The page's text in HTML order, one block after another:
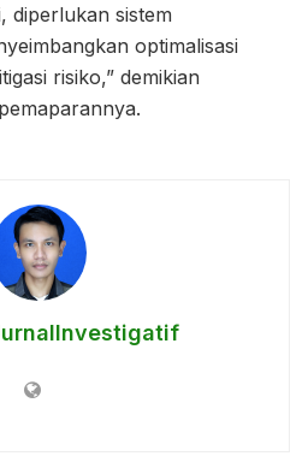
diperlukan sistem
optimalisasi
risiko,” demikian